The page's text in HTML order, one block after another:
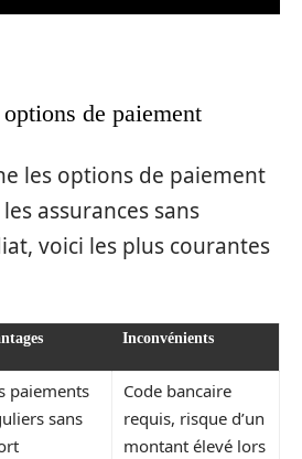
de paiement
les options de paiement
assurances sans
voici les plus courantes
Inconvénients
paiements
sans
Code bancaire
requis, risque d’un
montant élevé lors